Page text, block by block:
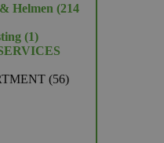
Helmen
214
11
product
5656